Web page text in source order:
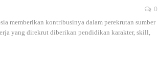
0
memberikan kontribusinya dalam perekrutan sumber
yang direkrut diberikan pendidikan karakter, skill,